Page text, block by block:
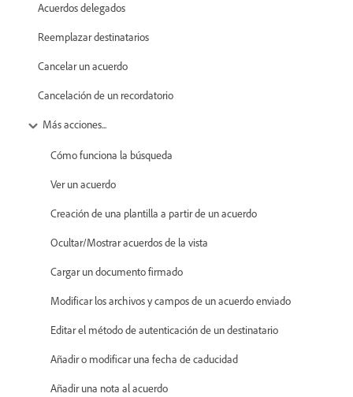
Acuerdos delegados
Reemplazar destinatarios
Cancelar un acuerdo
Cancelación de un recordatorio
Más acciones...
Cómo funciona la búsqueda
Ver un acuerdo
Creación de una plantilla a partir de un acuerdo
Ocultar/Mostrar acuerdos de la vista
Cargar un documento firmado
Modificar los archivos y campos de un acuerdo enviado
Editar el método de autenticación de un destinatario
Añadir o modificar una fecha de caducidad
Añadir una nota al acuerdo